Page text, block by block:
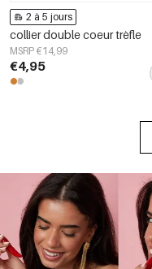
2 à 5 jours
collier double coeur trèfle
MSRP €14,99
€4,95